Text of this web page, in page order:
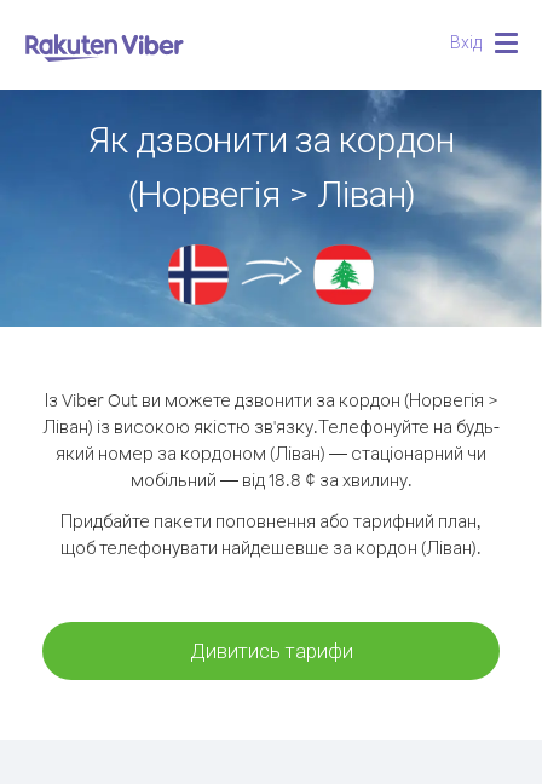
Вхід
Як дзвонити за кордон
(Норвегія > Ліван)
Із Viber Out ви можете дзвонити за кордон (Норвегія >
Ліван) із високою якістю зв'язку.Телефонуйте на будь-
який номер за кордоном (Ліван) — стаціонарний чи
мобільний — від 18.8 ¢ за хвилину.
Придбайте пакети поповнення або тарифний план,
щоб телефонувати найдешевше за кордон (Ліван).
Дивитись тарифи